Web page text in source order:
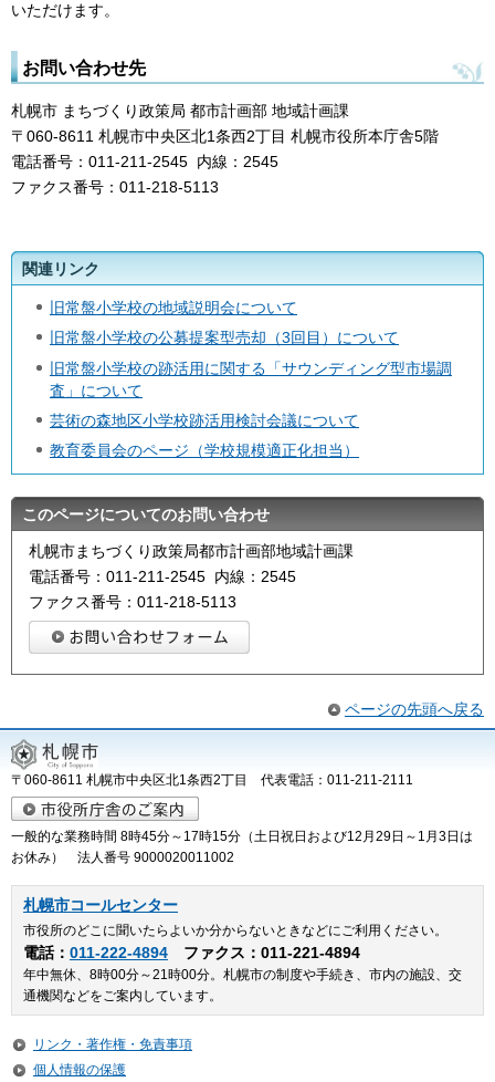
いただけます。
お問い合わせ先
札幌市 まちづくり政策局 都市計画部 地域計画課
〒060-8611 札幌市中央区北1条西2丁目 札幌市役所本庁舎5階
電話番号：011-211-2545 内線：2545
ファクス番号：011-218-5113
関連リンク
旧常盤小学校の地域説明会について
旧常盤小学校の公募提案型売却（3回目）について
旧常盤小学校の跡活用に関する「サウンディング型市場調
査」について
芸術の森地区小学校跡活用検討会議について
教育委員会のページ（学校規模適正化担当）
このページについてのお問い合わせ
札幌市まちづくり政策局都市計画部地域計画課
電話番号：011-211-2545 内線：2545
ファクス番号：011-218-5113
ページの先頭へ戻る
〒060-8611 札幌市中央区北1条西2丁目 代表電話：011-211-2111
一般的な業務時間 8時45分～17時15分（土日祝日および12月29日～1月3日は
お休み） 法人番号 9000020011002
札幌市コールセンター
市役所のどこに聞いたらよいか分からないときなどにご利用ください。
電話： 011-222-4894 ファクス：011-221-4894
年中無休、8時00分～21時00分。札幌市の制度や手続き、市内の施設、交
通機関などをご案内しています。
リンク・著作権・免責事項
個人情報の保護